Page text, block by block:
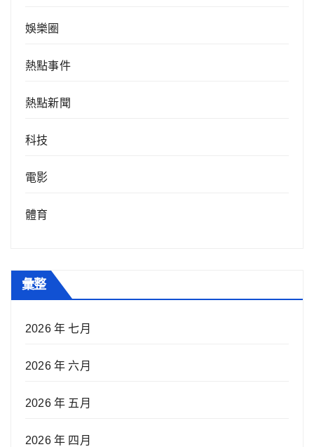
娛樂圈
熱點事件
熱點新聞
科技
電影
體育
彙整
2026 年 七月
2026 年 六月
2026 年 五月
2026 年 四月